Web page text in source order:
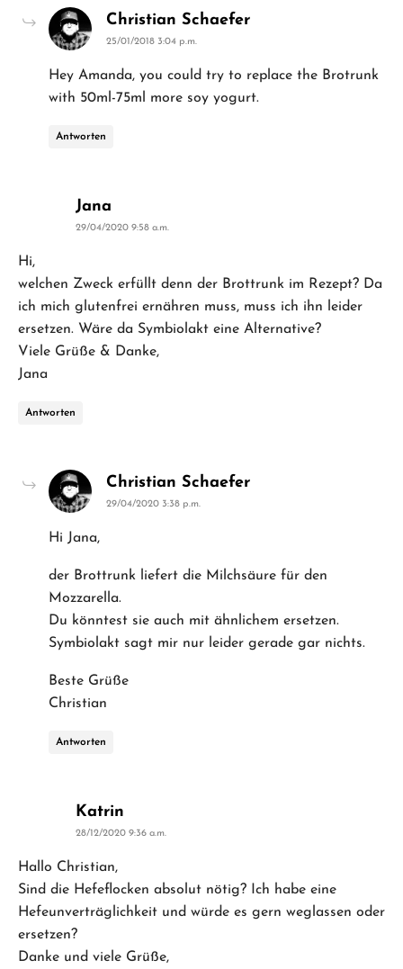
Christian Schaefersays:
25/01/2018 3:04 p.m.
Hey Amanda, you could try to replace the Brotrunk
with 50ml-75ml more soy yogurt.
Antworten
Jana
29/04/2020 9:58 a.m.
Hi,
welchen Zweck erfüllt denn der Brottrunk im Rezept? Da
ich mich glutenfrei ernähren muss, muss ich ihn leider
ersetzen. Wäre da Symbiolakt eine Alternative?
Viele Grüße & Danke,
Jana
Antworten
Christian Schaefersays:
29/04/2020 3:38 p.m.
Hi Jana,
der Brottrunk liefert die Milchsäure für den
Mozzarella.
Du könntest sie auch mit ähnlichem ersetzen.
Symbiolakt sagt mir nur leider gerade gar nichts.
Beste Grüße
Christian
Antworten
Katrin
28/12/2020 9:36 a.m.
Hallo Christian,
Sind die Hefeflocken absolut nötig? Ich habe eine
Hefeunverträglichkeit und würde es gern weglassen oder
ersetzen?
Danke und viele Grüße,